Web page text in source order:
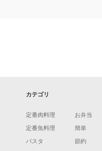
カテゴリ
定番肉料理
定番魚料理
パスタ
お弁当
簡単
節約